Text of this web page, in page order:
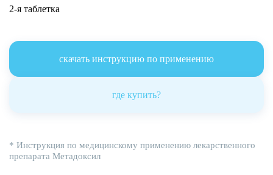
2-я таблетка
скачать инструкцию по применению
где купить?
* Инструкция по медицинскому применению лекарственного
препарата Метадоксил